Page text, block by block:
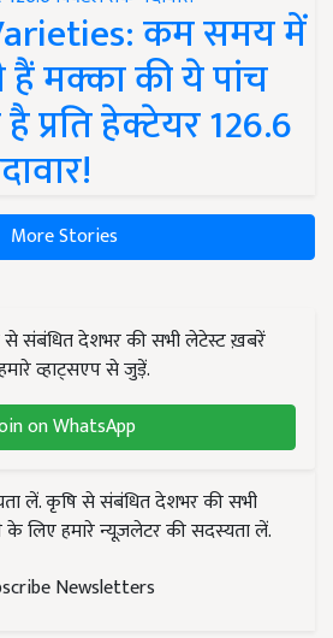
कम समय में
हैं मक्का की ये पांच
प्रति हेक्टेयर 126.6
More Stories
से संबंधित देशभर की सभी लेटेस्ट ख़बरें
व्हाट्सएप से जुड़ें.
on WhatsApp
लें. कृषि से संबंधित देशभर की सभी
लिए हमारे न्यूज़लेटर की सदस्यता लें.
Newsletters